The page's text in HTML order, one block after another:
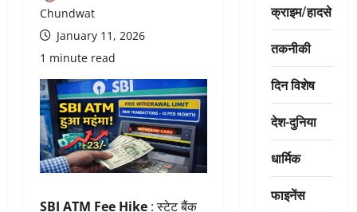
Chundwat
January 11, 2026
1 minute read
SBI ATM Fee Hike : स्टेट बैंक
क्राइम/हादसे
तकनीकी
दिन विशेष
देश-दुनिया
धार्मिक
फाइनेंस